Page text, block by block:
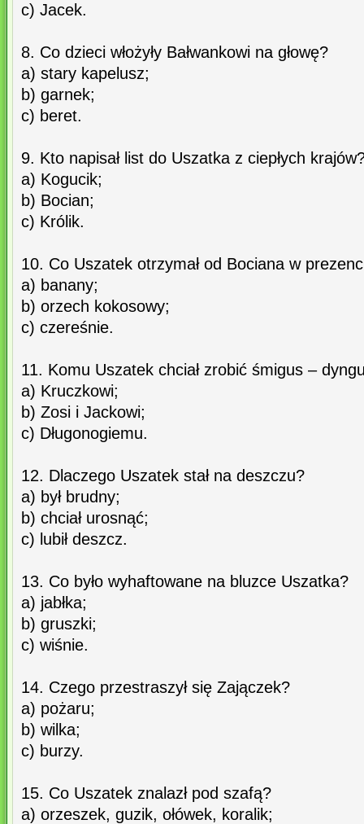
c) Jacek.
8. Co dzieci włożyły Bałwankowi na głowę?
a) stary kapelusz;
b) garnek;
c) beret.
9. Kto napisał list do Uszatka z ciepłych
a) Kogucik;
b) Bocian;
c) Królik.
10. Co Uszatek otrzymał od Bociana w
a) banany;
b) orzech kokosowy;
c) czereśnie.
11. Komu Uszatek chciał zrobić śmigus –
a) Kruczkowi;
b) Zosi i Jackowi;
c) Długonogiemu.
12. Dlaczego Uszatek stał na deszczu?
a) był brudny;
b) chciał urosnąć;
c) lubił deszcz.
13. Co było wyhaftowane na bluzce Uszatka?
a) jabłka;
b) gruszki;
c) wiśnie.
14. Czego przestraszył się Zajączek?
a) pożaru;
b) wilka;
c) burzy.
15. Co Uszatek znalazł pod szafą?
a) orzeszek, guzik, ołówek, koralik;